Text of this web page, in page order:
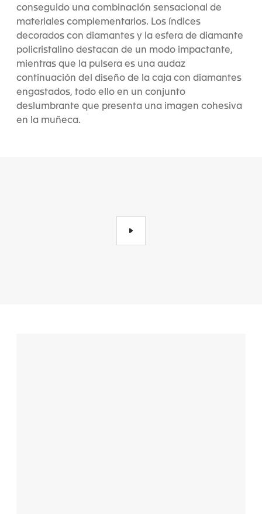
conseguido una combinación sensacional de
materiales complementarios. Los índices
decorados con diamantes y la esfera de diamante
policristalino destacan de un modo impactante,
mientras que la pulsera es una audaz
continuación del diseño de la caja con diamantes
engastados, todo ello en un conjunto
deslumbrante que presenta una imagen cohesiva
en la muñeca.